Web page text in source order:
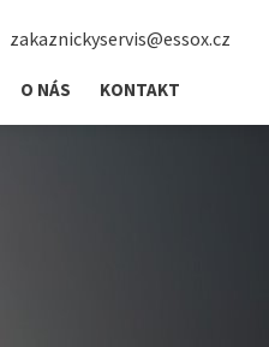
zakaznickyservis@essox.cz
O NÁS KONTAKT